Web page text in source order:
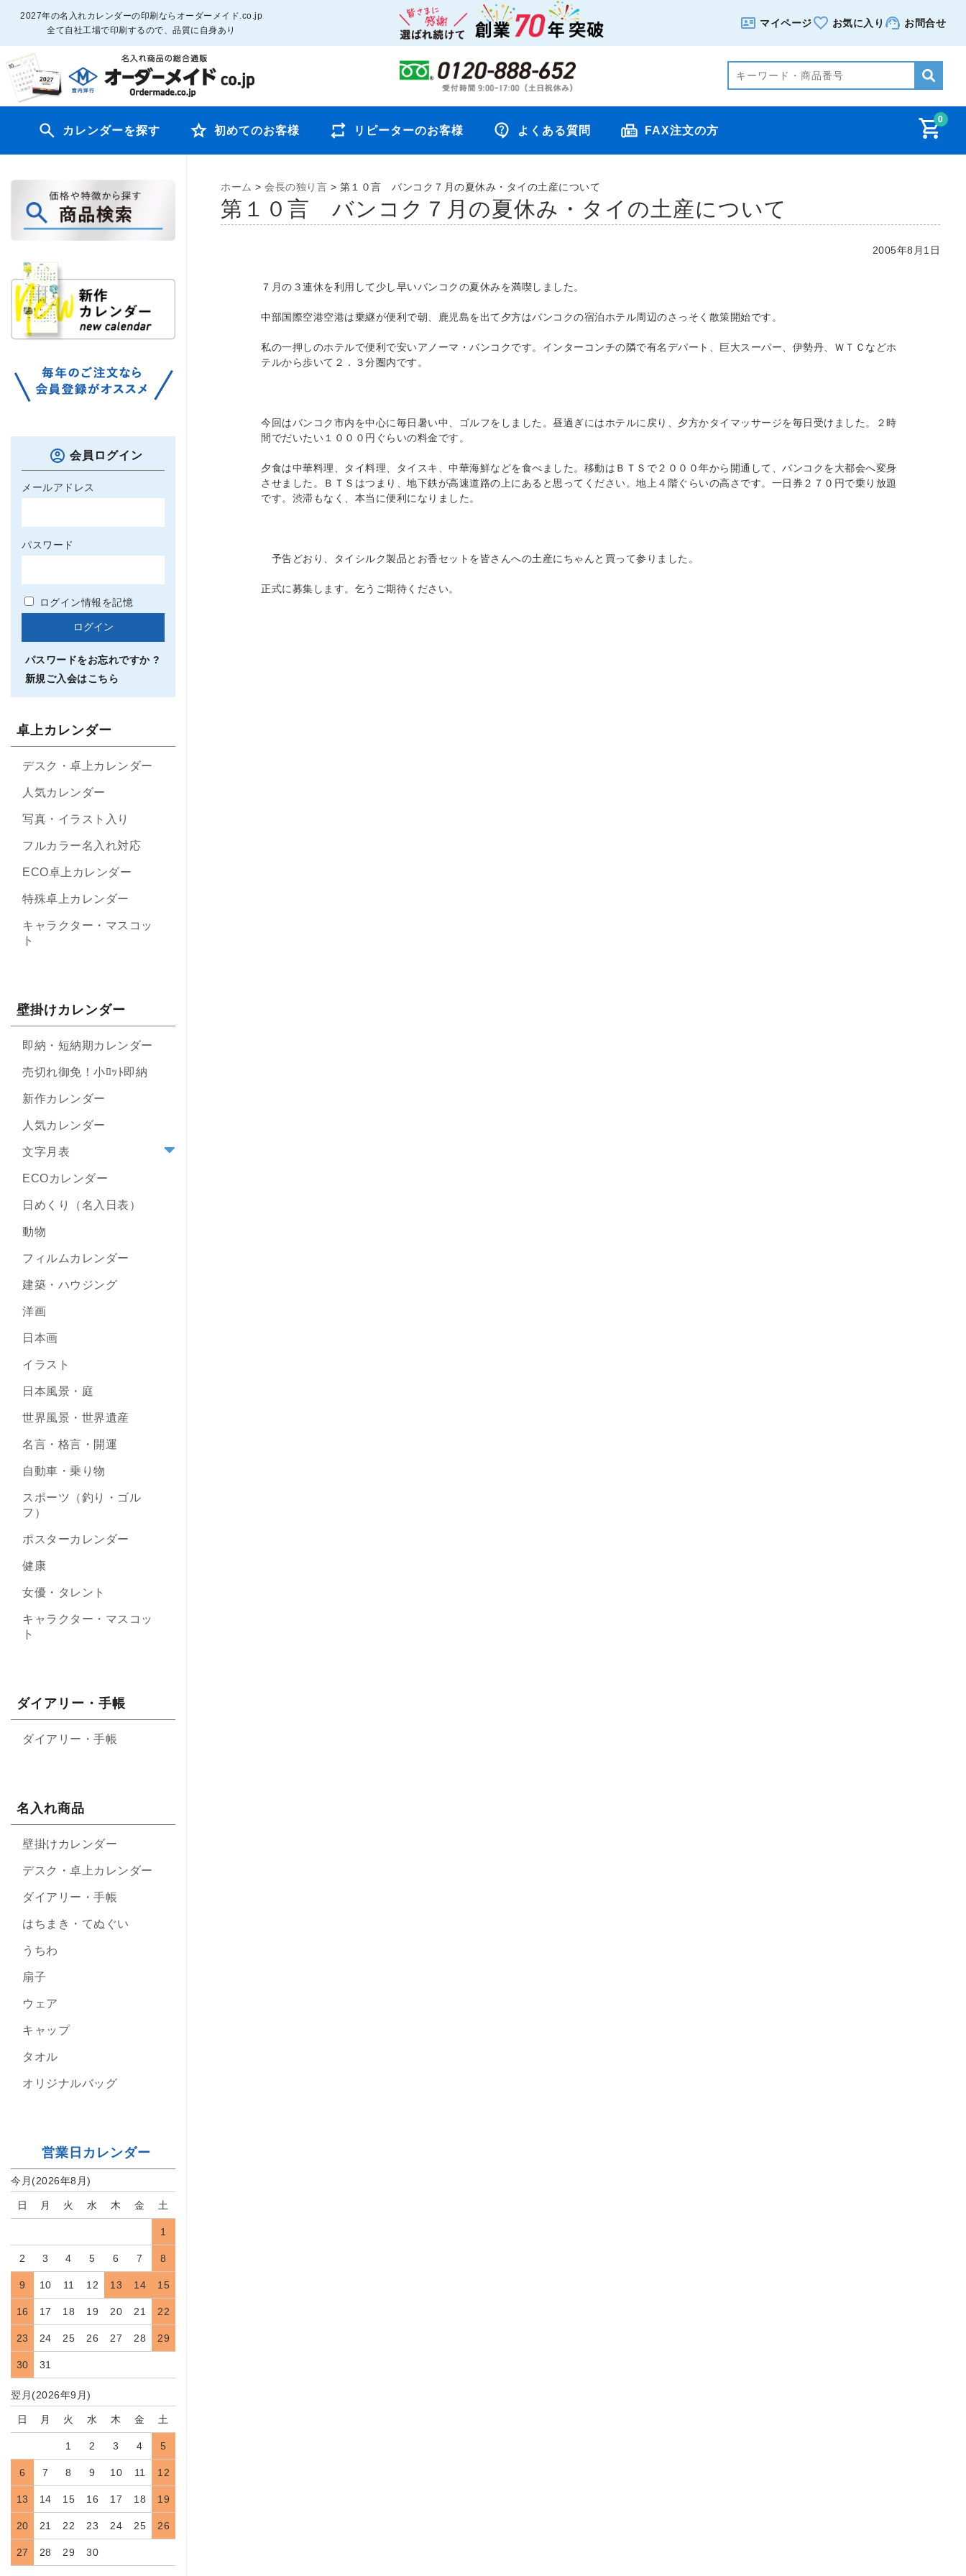
2027年の名入れカレンダーの印刷ならオーダーメイド.co.jp
全て自社工場で印刷するので、品質に自身あり
マイページ お気に入り お問合せ
0
カレンダーを探す 初めてのお客様 リピーターのお客様 よくある質問 FAX注文の方
ホーム > 会長の独り言 > 第１０言 バンコク７月の夏休み・タイの土産について
第１０言 バンコク７月の夏休み・タイの土産について
2005年8月1日
７月の３連休を利用して少し早いバンコクの夏休みを満喫しました。
中部国際空港空港は乗継が便利で朝、鹿児島を出て夕方はバンコクの宿泊ホテル周辺のさっそく散策開始です。
私の一押しのホテルで便利で安いアノーマ・バンコクです。インターコンチの隣で有名デパート、巨大スーパー、伊勢丹、ＷＴＣなどホ
テルから歩いて２．３分圏内です。
今回はバンコク市内を中心に毎日暑い中、ゴルフをしました。昼過ぎにはホテルに戻り、夕方かタイマッサージを毎日受けました。２時
間でだいたい１０００円ぐらいの料金です。
夕食は中華料理、タイ料理、タイスキ、中華海鮮などを食べました。移動はＢＴＳで２０００年から開通して、バンコクを大都会へ変身
させました。ＢＴＳはつまり、地下鉄が高速道路の上にあると思ってください。地上４階ぐらいの高さです。一日券２７０円で乗り放題
です。渋滞もなく、本当に便利になりました。
予告どおり、タイシルク製品とお香セットを皆さんへの土産にちゃんと買って参りました。
正式に募集します。乞うご期待ください。
会員ログイン
メールアドレス
パスワード
ログイン情報を記憶
パスワードをお忘れですか ?
新規ご入会はこちら
卓上カレンダー
デスク・卓上カレンダー
人気カレンダー
写真・イラスト入り
フルカラー名入れ対応
ECO卓上カレンダー
特殊卓上カレンダー
キャラクター・マスコッ
ト
壁掛けカレンダー
即納・短納期カレンダー
売切れ御免！小ﾛｯﾄ即納
新作カレンダー
人気カレンダー
文字月表
ECOカレンダー
日めくり（名入日表）
動物
フィルムカレンダー
建築・ハウジング
洋画
日本画
イラスト
日本風景・庭
世界風景・世界遺産
名言・格言・開運
自動車・乗り物
スポーツ（釣り・ゴル
フ）
ポスターカレンダー
健康
女優・タレント
キャラクター・マスコッ
ト
ダイアリー・手帳
ダイアリー・手帳
名入れ商品
壁掛けカレンダー
デスク・卓上カレンダー
ダイアリー・手帳
はちまき・てぬぐい
うちわ
扇子
ウェア
キャップ
タオル
オリジナルバッグ
営業日カレンダー
今月(2026年8月)
日 月 火 水 木 金 土
1
2 3 4 5 6 7 8
9 10 11 12 13 14 15
16 17 18 19 20 21 22
23 24 25 26 27 28 29
30 31
翌月(2026年9月)
日 月 火 水 木 金 土
1 2 3 4 5
6 7 8 9 10 11 12
13 14 15 16 17 18 19
20 21 22 23 24 25 26
27 28 29 30